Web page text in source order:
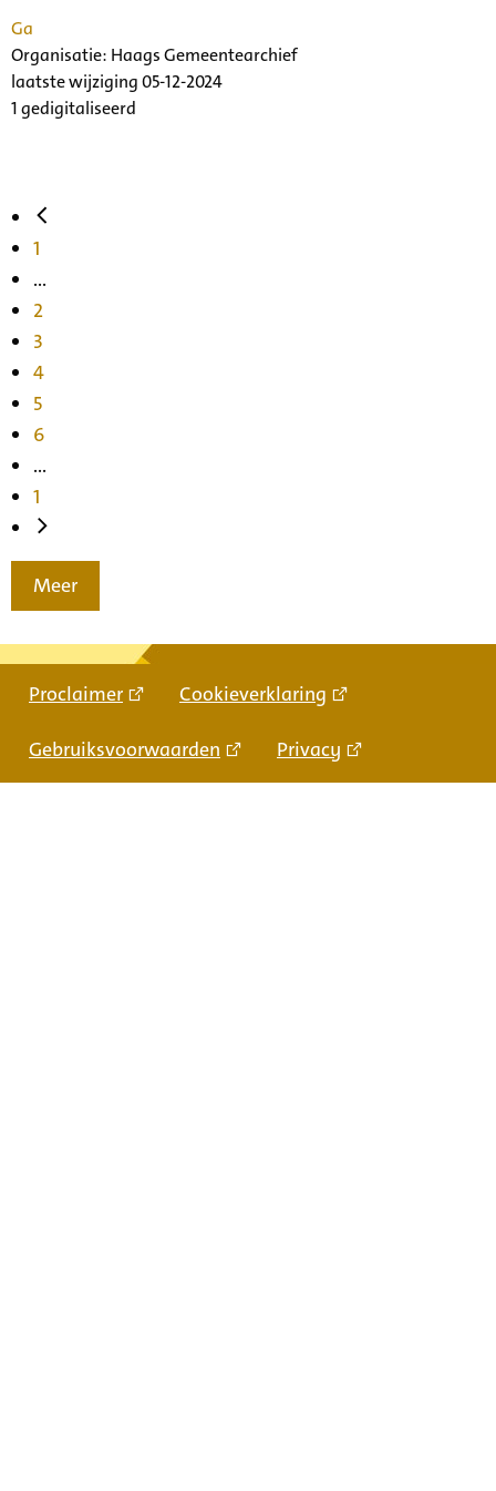
Ga
Organisatie: Haags Gemeentearchief
laatste wijziging 05-12-2024
1 gedigitaliseerd
1
...
2
3
4
5
6
...
1
Meer
Proclaimer Cookieverklaring
Gebruiksvoorwaarden Privacy